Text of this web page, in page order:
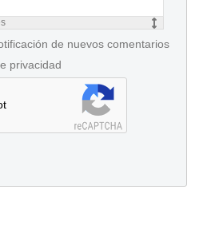
de nuevos comentarios
privacidad